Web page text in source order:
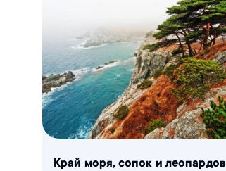
Край моря, сопок и леопардов